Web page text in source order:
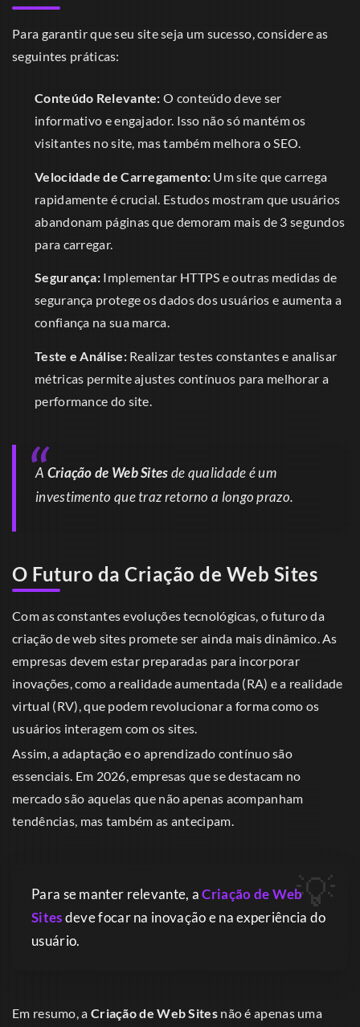
Para garantir que seu site seja um sucesso, considere as
seguintes práticas:
Conteúdo Relevante: O conteúdo deve ser
informativo e engajador. Isso não só mantém os
visitantes no site, mas também melhora o SEO.
Velocidade de Carregamento: Um site que carrega
rapidamente é crucial. Estudos mostram que usuários
abandonam páginas que demoram mais de 3 segundos
para carregar.
Segurança: Implementar HTTPS e outras medidas de
segurança protege os dados dos usuários e aumenta a
confiança na sua marca.
Teste e Análise:Realizar testes constantes e analisar
métricas permite ajustes contínuos para melhorar a
performance do site.
A Criação de Web Sitesde qualidade é um
investimento que traz retorno a longo prazo.
O Futuro da Criação de Web Sites
Com as constantes evoluções tecnológicas, o futuro da
criação de web sites promete ser ainda mais dinâmico. As
empresas devem estar preparadas para incorporar
inovações, como a realidade aumentada (RA) e a realidade
virtual (RV), que podem revolucionar a forma como os
usuários interagem com os sites.
Assim, a adaptação e o aprendizado contínuo são
essenciais. Em 2026, empresas que se destacam no
mercado são aquelas que não apenas acompanham
tendências, mas também as antecipam.
Para se manter relevante, aCriação de Web
Sitesdeve focar na inovação e na experiência do
usuário.
Em resumo, a Criação de Web Sitesnão é apenas uma